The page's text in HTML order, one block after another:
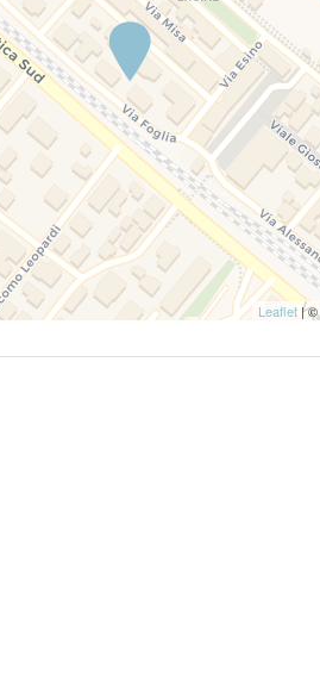
Leaflet | ©